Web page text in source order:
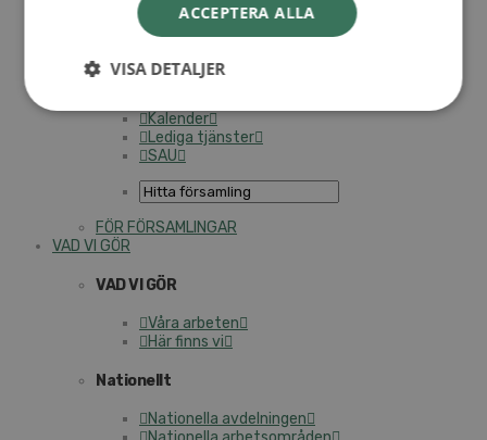
Personalförsäkringar
SAMP – personalförbundet
Kalender
Lediga tjänster
SAU
FÖR FÖRSAMLINGAR
VAD VI GÖR
VAD VI GÖR
Våra arbeten
Här finns vi
Nationellt
Nationella avdelningen
ACCEPTERA ALLA
VISA DETALJER